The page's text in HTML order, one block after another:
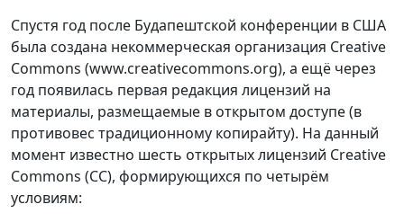
Спустя год после Будапештской конференции в США
была создана некоммерческая организация Creative
Commons (www.creativecommons.org), а ещё через
год появилась первая редакция лицензий на
материалы, размещаемые в открытом доступе (в
противовес традиционному копирайту). На данный
момент известно шесть открытых лицензий Creative
Commons (CC), формирующихся по четырём
условиям: